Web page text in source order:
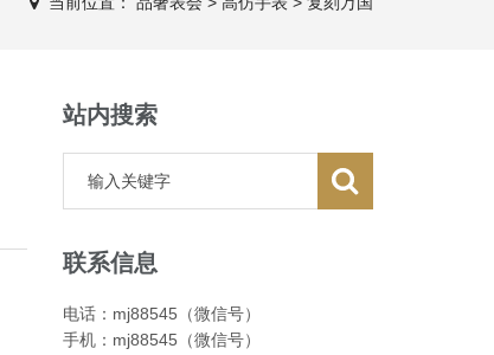
站内搜索
联系信息
电话：mj88545（微信号）
手机：mj88545（微信号）